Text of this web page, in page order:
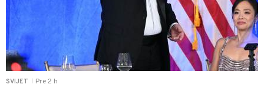
SVIJET Pre 2 h